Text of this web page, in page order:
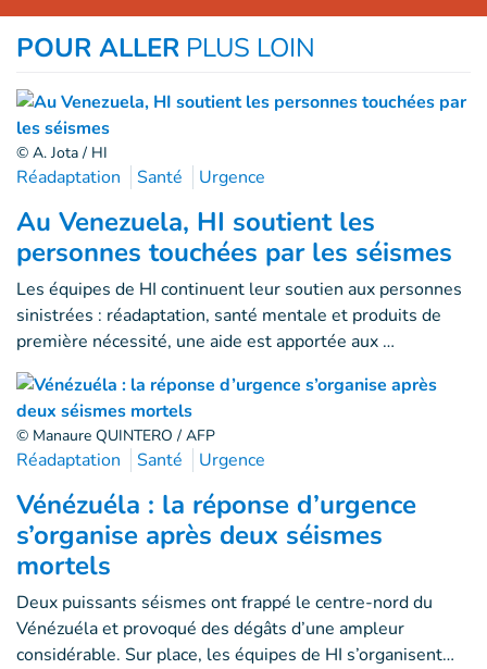
POUR ALLER PLUS LOIN
© A. Jota / HI
Réadaptation Santé Urgence
Au Venezuela, HI soutient les
personnes touchées par les séismes
Les équipes de HI continuent leur soutien aux personnes
sinistrées : réadaptation, santé mentale et produits de
première nécessité, une aide est apportée aux …
© Manaure QUINTERO / AFP
Réadaptation Santé Urgence
Vénézuéla : la réponse d’urgence
s’organise après deux séismes
mortels
Deux puissants séismes ont frappé le centre-nord du
Vénézuéla et provoqué des dégâts d’une ampleur
considérable. Sur place, les équipes de HI s’organisent…